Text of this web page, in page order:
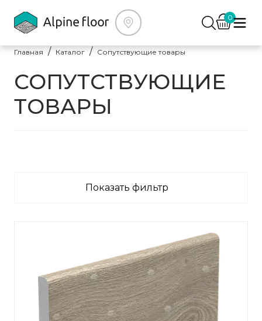
0
Главная Каталог Сопутствующие товары
СОПУТСТВУЮЩИЕ
ТОВАРЫ
Показать фильтр